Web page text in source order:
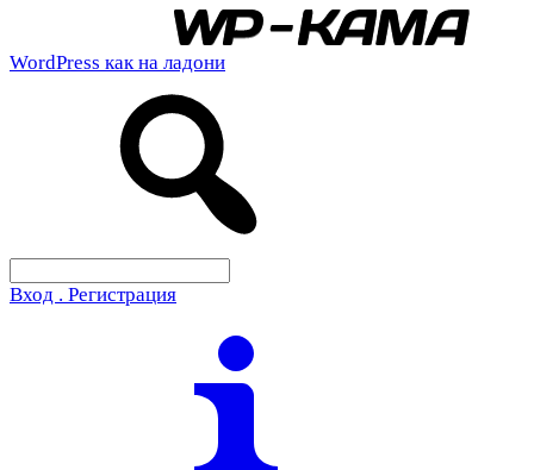
WordPress как на ладони
Вход . Регистрация